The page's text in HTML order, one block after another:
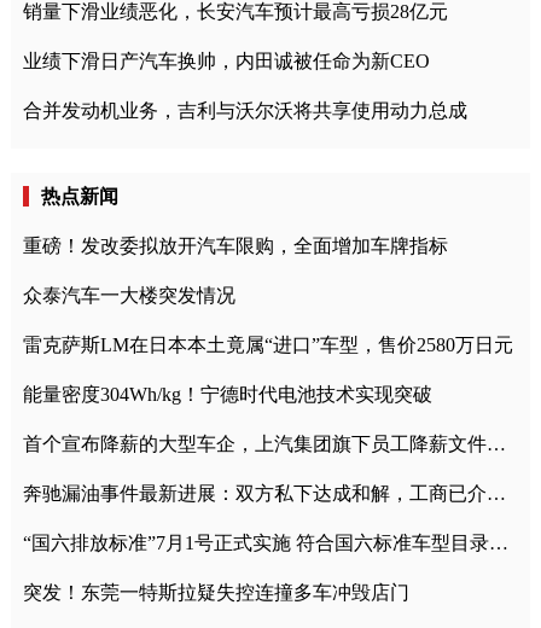
销量下滑业绩恶化，长安汽车预计最高亏损28亿元
业绩下滑日产汽车换帅，内田诚被任命为新CEO
合并发动机业务，吉利与沃尔沃将共享使用动力总成
热点新闻
重磅！发改委拟放开汽车限购，全面增加车牌指标
众泰汽车一大楼突发情况
雷克萨斯LM在日本本土竟属“进口”车型，售价2580万日元
能量密度304Wh/kg！宁德时代电池技术实现突破
首个宣布降薪的大型车企，上汽集团旗下员工降薪文件曝光
奔驰漏油事件最新进展：双方私下达成和解，工商已介入调查
“国六排放标准”7月1号正式实施 符合国六标准车型目录一览
突发！东莞一特斯拉疑失控连撞多车冲毁店门